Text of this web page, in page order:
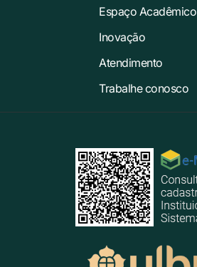
Espaço Acadêmico
Inovação
Atendimento
Trabalhe conosco